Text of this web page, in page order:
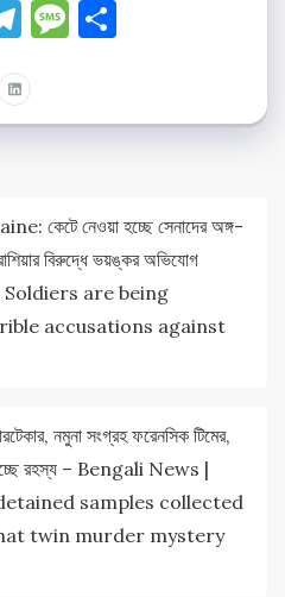
Telegram
Message
কেটে নেওয়া হচ্ছে সেনাদের অঙ্গ-
বিরুদ্ধে ভয়ঙ্কর অভিযোগ
Soldiers are being
accusations against
নমুনা সংগ্রহ ফরেনসিক টিমের,
হচ্ছে রহস্য – Bengali News |
samples collected
twin murder mystery